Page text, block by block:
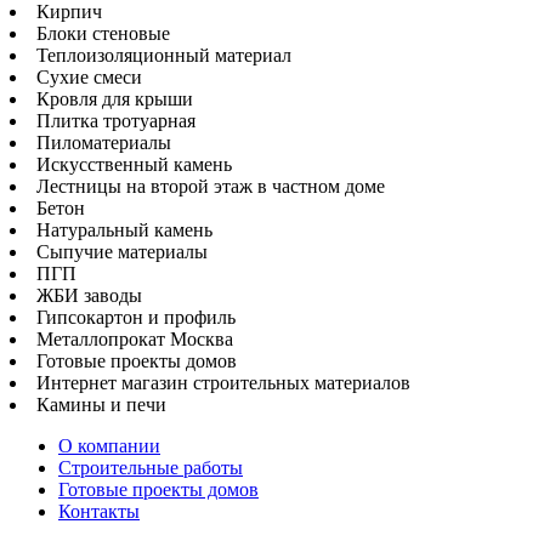
Кирпич
Блоки стеновые
Теплоизоляционный материал
Сухие смеси
Кровля для крыши
Плитка тротуарная
Пиломатериалы
Искусственный камень
Лестницы на второй этаж в частном доме
Бетон
Натуральный камень
Сыпучие материалы
ПГП
ЖБИ заводы
Гипсокартон и профиль
Металлопрокат Москва
Готовые проекты домов
Интернет магазин строительных материалов
Камины и печи
О компании
Строительные работы
Готовые проекты домов
Контакты